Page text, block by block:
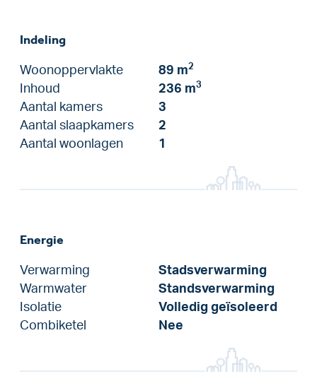
Indeling
Woonoppervlakte 89 m2
Inhoud 236 m3
Aantal kamers
3
Aantal slaapkamers
2
Aantal woonlagen
1
Energie
Verwarming
Stadsverwarming
Warmwater
Standsverwarming
Isolatie
Volledig geïsoleerd
Combiketel
Nee